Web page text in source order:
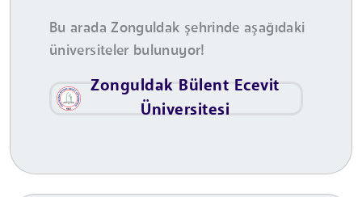
Bu arada Zonguldak şehrinde aşağıdaki
üniversiteler bulunuyor!
Zonguldak Bülent Ecevit
Üniversitesi